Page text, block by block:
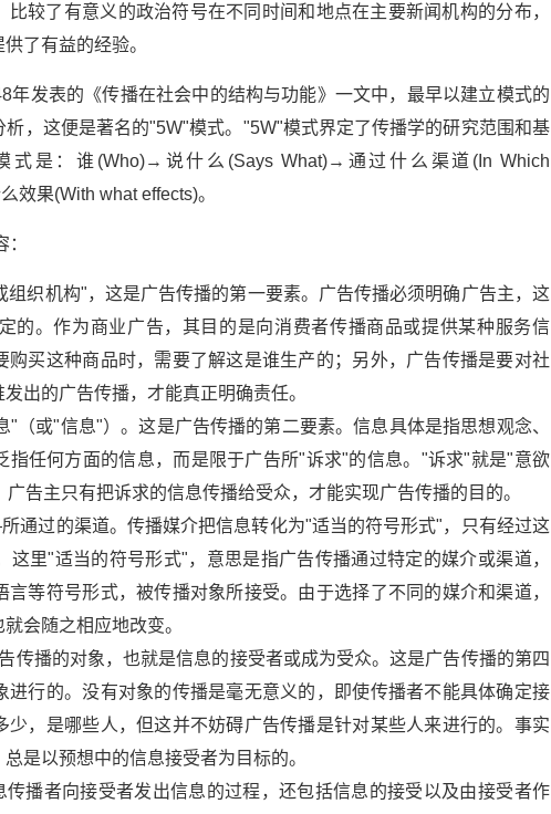
较了有意义的政治符号在不同时间和地点在主要新闻机构的分布，
了有益的经验。
年发表的《传播在社会中的结构与功能》一文中，最早以建立模式的
，这便是著名的"5W"模式。"5W"模式界定了传播学的研究范围和基
式是：谁(Who)→说什么(Says What)→通过什么渠道(In Which
果(With what effects)。
组织机构"，这是广告传播的第一要素。广告传播必须明确广告主，这
的。作为商业广告，其目的是向消费者传播商品或提供某种服务信
购买这种商品时，需要了解这是谁生产的；另外，广告传播是要对社
出的广告传播，才能真正明确责任。
（或"信息"）。这是广告传播的第二要素。信息具体是指思想观念、
指任何方面的信息，而是限于广告所"诉求"的信息。"诉求"就是"意欲
告主只有把诉求的信息传播给受众，才能实现广告传播的目的。
通过的渠道。传播媒介把信息转化为"适当的符号形式"，只有经过这
里"适当的符号形式"，意思是指广告传播通过特定的媒介或渠道，
等符号形式，被传播对象所接受。由于选择了不同的媒介和渠道，
会随之相应地改变。
传播的对象，也就是信息的接受者或成为受众。这是广告传播的第四
进行的。没有对象的传播是毫无意义的，即使传播者不能具体确定接
少，是哪些人，但这并不妨碍广告传播是针对某些人来进行的。事实
是以预想中的信息接受者为目标的。
播者向接受者发出信息的过程，还包括信息的接受以及由接受者作